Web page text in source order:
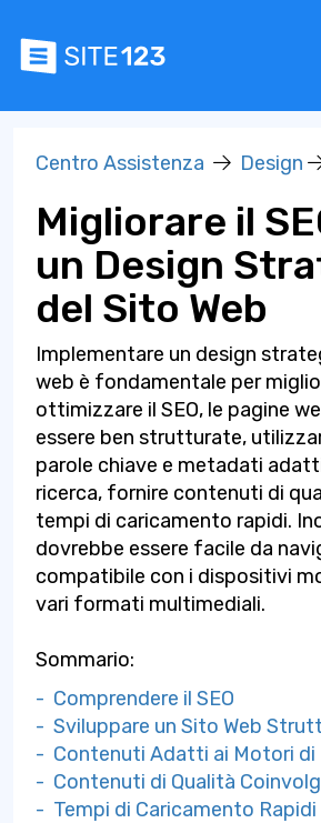
Centro Assistenza Design
Migliorare il
un Design
del Sito Web
Implementare un design
web è fondamentale per
ottimizzare il SEO, le pagine
essere ben strutturate,
parole chiave e metadati
ricerca, fornire contenuti di
tempi di caricamento rapidi.
dovrebbe essere facile da
compatibile con i dispositivi
vari formati multimediali.
Sommario:
- Comprendere il SEO
- Sviluppare un Sito Web
- Contenuti Adatti ai Motori di
- Contenuti di Qualità
- Tempi di Caricamento Rapidi